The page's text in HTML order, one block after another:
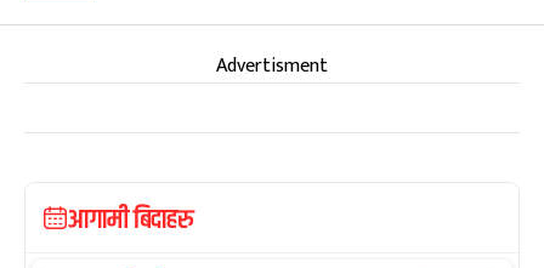
Advertisment
आगामी बिदाहरु